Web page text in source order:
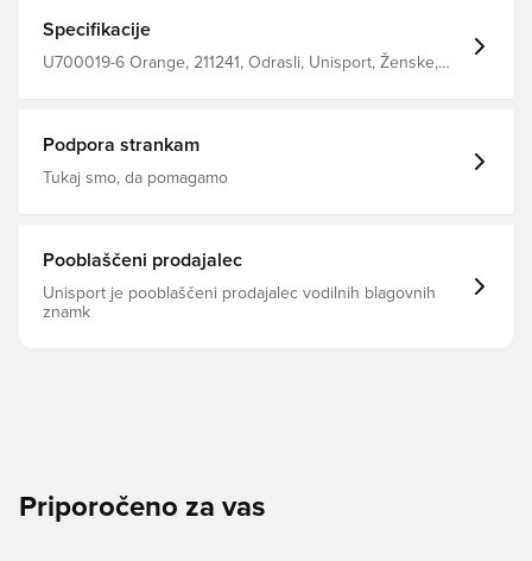
Specifikacije
U700019-6 Orange, 211241, Odrasli, Unisport, Ženske,
Podpora strankam
Tukaj smo, da pomagamo
Pooblaščeni prodajalec
Unisport je pooblaščeni prodajalec vodilnih blagovnih
znamk
Priporočeno za vas